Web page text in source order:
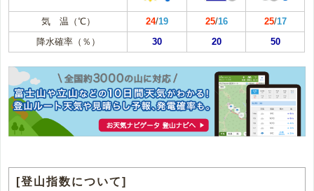
気 温（℃） 24/19 25/16 25/17
降水確率（％）
30 20 50
[登山指数について]